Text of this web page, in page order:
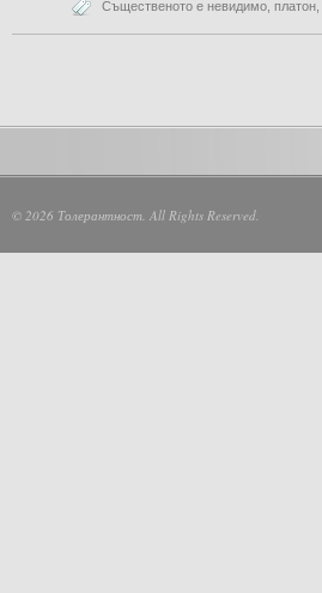
Същественото е невидимо платон
© 2026 Толерантност. All Rights Reserved.